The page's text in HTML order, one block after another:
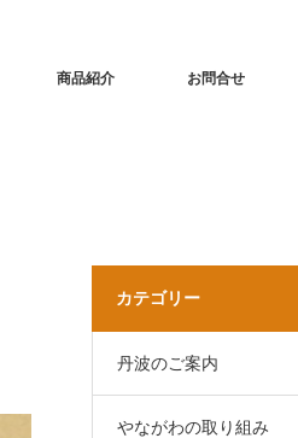
商品紹介 お問合せ
カテゴリー
丹波のご案内
やながわの取り組み